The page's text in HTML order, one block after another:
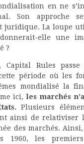
en ne
Son approche
La loupe
elle une
?
Capital Rules
période où les
mondialisé la
ici,les marchés
Plusieurs
ainsi de relativiser
des marchés.
1960, les